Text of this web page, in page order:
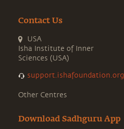
Contact Us
USA
Isha Institute of Inner
Sciences (USA)
support.ishafoundation.org
Other Centres
Download Sadhguru App